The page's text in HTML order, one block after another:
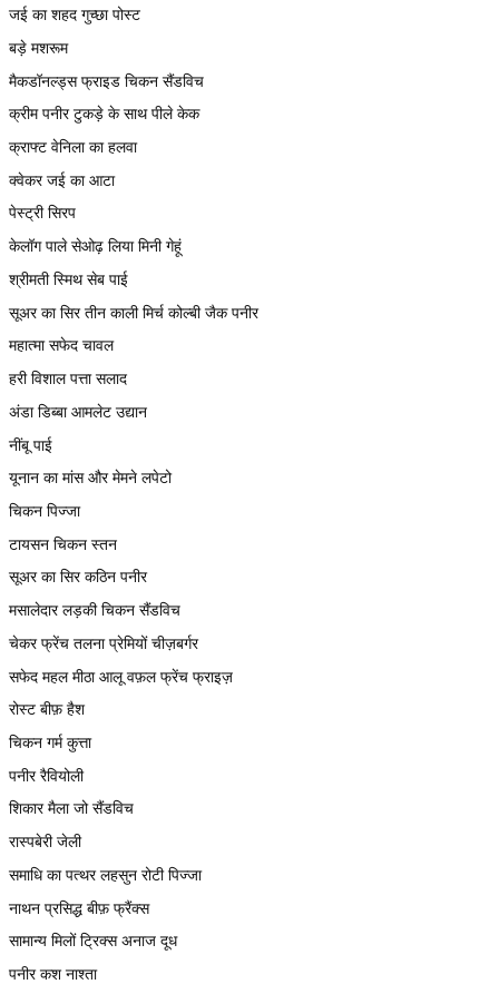
जई का शहद गुच्छा पोस्ट
बड़े मशरूम
मैकडॉनल्ड्स फ्राइड चिकन सैंडविच
क्रीम पनीर टुकड़े के साथ पीले केक
क्राफ्ट वेनिला का हलवा
क्वेकर जई का आटा
पेस्ट्री सिरप
केलॉग पाले सेओढ़ लिया मिनी गेहूं
श्रीमती स्मिथ सेब पाई
सूअर का सिर तीन काली मिर्च कोल्बी जैक पनीर
महात्मा सफेद चावल
हरी विशाल पत्ता सलाद
अंडा डिब्बा आमलेट उद्यान
नींबू पाई
यूनान का मांस और मेमने लपेटो
चिकन पिज्जा
टायसन चिकन स्तन
सूअर का सिर कठिन पनीर
मसालेदार लड़की चिकन सैंडविच
चेकर फ्रेंच तलना प्रेमियों चीज़बर्गर
सफेद महल मीठा आलू वफ़ल फ्रेंच फ्राइज़
रोस्ट बीफ़ हैश
चिकन गर्म कुत्ता
पनीर रैवियोली
शिकार मैला जो सैंडविच
रास्पबेरी जेली
समाधि का पत्थर लहसुन रोटी पिज्जा
नाथन प्रसिद्ध बीफ़ फ्रैंक्स
सामान्य मिलों ट्रिक्स अनाज दूध
पनीर कश नाश्ता